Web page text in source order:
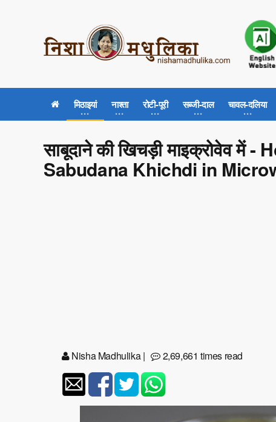
मिठाइयां नाश्ता रोटी-पूरी सब्जी-दाल चावल-दलिया
साबूदाने की खिचड़ी माइक्रोवेव में
Sabudana Khichdi in
Nisha Madhulika| 2,69,661 times read